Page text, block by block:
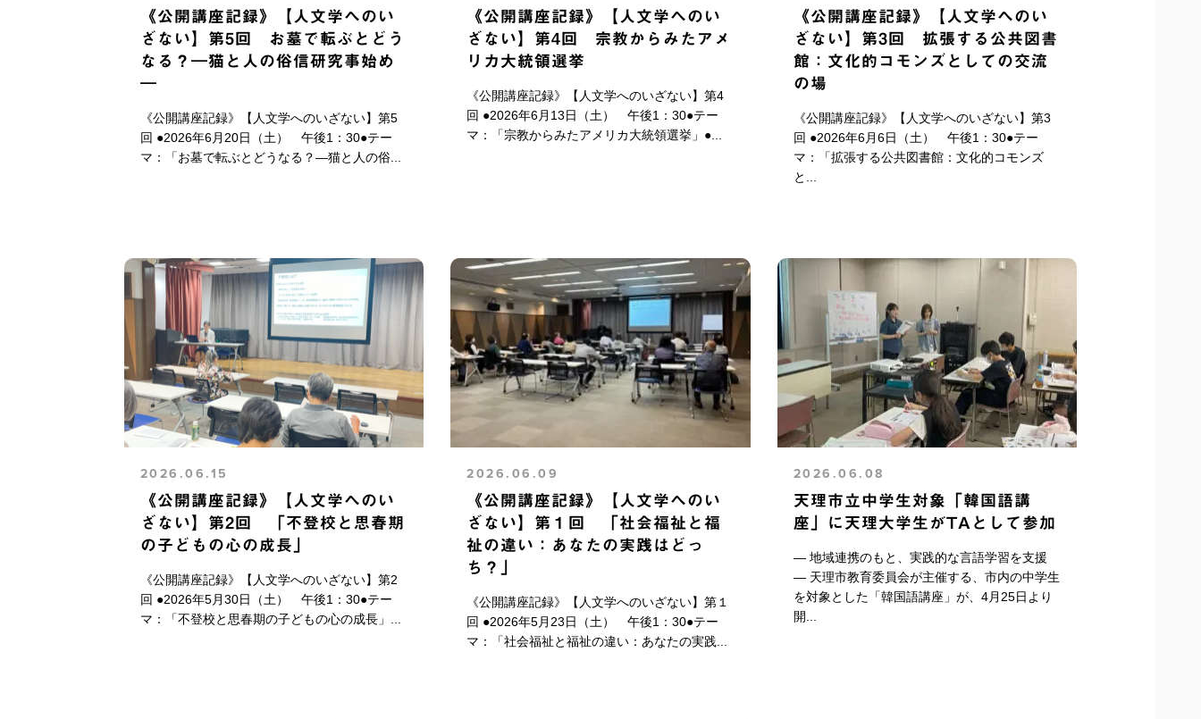
《公開講座記録》【人文学へのい
ざない】第5回 お墓で転ぶとどう
なる？―猫と人の俗信研究事始め
―
《公開講座記録》【人文学へのいざない】第5
回 ●2026年6月20日（土） 午後1：30●テー
マ：「お墓で転ぶとどうなる？―猫と人の俗...
《公開講座記録》【人文学へのい
ざない】第4回 宗教からみたアメ
リカ大統領選挙
《公開講座記録》【人文学へのいざない】第4
回 ●2026年6月13日（土） 午後1：30●テー
マ：「宗教からみたアメリカ大統領選挙」●...
《公開講座記録》【人文学へのい
ざない】第3回 拡張する公共図書
館：文化的コモンズとしての交流
の場
《公開講座記録》【人文学へのいざない】第3
回 ●2026年6月6日（土） 午後1：30●テー
マ：「拡張する公共図書館：文化的コモンズ
と...
2026.06.15
《公開講座記録》【人文学へのい
ざない】第2回 「不登校と思春期
の子どもの心の成長」
《公開講座記録》【人文学へのいざない】第2
回 ●2026年5月30日（土） 午後1：30●テー
マ：「不登校と思春期の子どもの心の成長」...
2026.06.09
《公開講座記録》【人文学へのい
ざない】第１回 「社会福祉と福
祉の違い：あなたの実践はどっ
ち？」
《公開講座記録》【人文学へのいざない】第１
回 ●2026年5月23日（土） 午後1：30●テー
マ：「社会福祉と福祉の違い：あなたの実践...
2026.06.08
天理市立中学生対象「韓国語講
座」に天理大学生がTAとして参加
― 地域連携のもと、実践的な言語学習を支援
― 天理市教育委員会が主催する、市内の中学生
を対象とした「韓国語講座」が、4月25日より
開...